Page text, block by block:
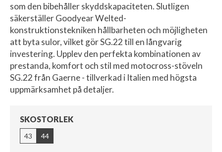
som den bibehåller skyddskapaciteten. Slutligen
säkerställer Goodyear Welted-
konstruktionstekniken hållbarheten och möjligheten
att byta sulor, vilket gör SG.22 till en långvarig
investering. Upplev den perfekta kombinationen av
prestanda, komfort och stil med motocross-stöveln
SG.22 från Gaerne - tillverkad i Italien med högsta
uppmärksamhet på detaljer.
SKOSTORLEK
43 44